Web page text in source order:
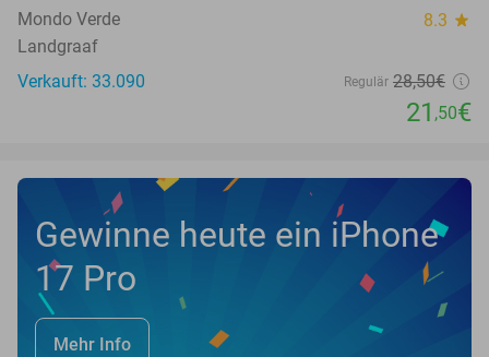
Mondo Verde 8.3 star
Landgraaf
Verkauft: 33.090
Regulär 28,50€
21 ,50€
Gewinne heute ein iPhone
17 Pro
Mehr Info